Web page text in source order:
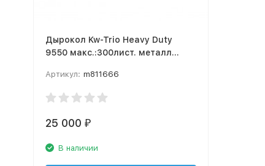
Дырокол Kw-Trio Heavy Duty
9550 макс.:300лист. металл
линейкой
Артикул: m811666
25 000 ₽
В наличии